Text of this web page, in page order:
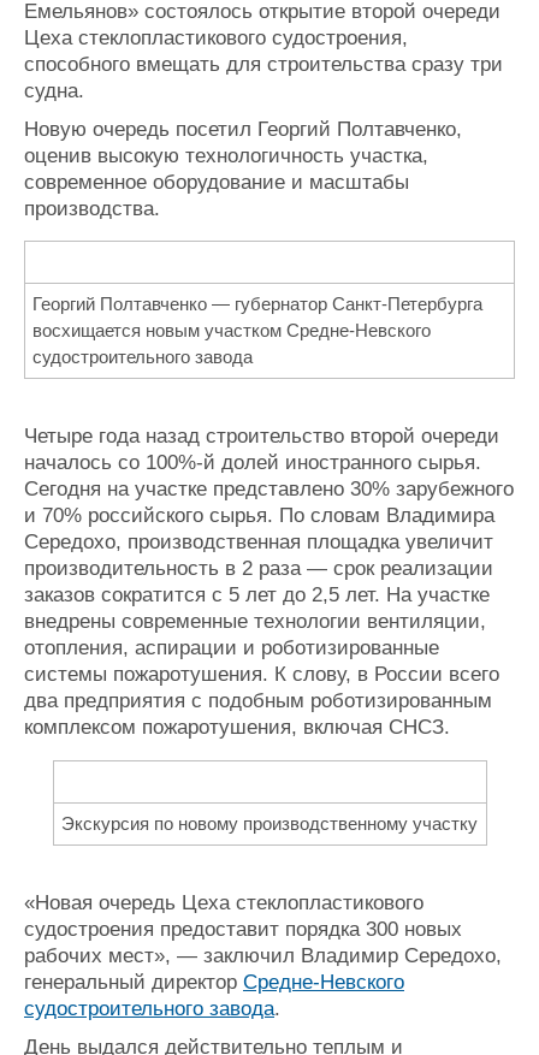
Емельянов» состоялось открытие второй очереди
Цеха стеклопластикового судостроения,
способного вмещать для строительства сразу три
судна.
Новую очередь посетил Георгий Полтавченко,
оценив высокую технологичность участка,
современное оборудование и масштабы
производства.
Георгий Полтавченко — губернатор Санкт-Петербурга
восхищается новым участком Средне-Невского
судостроительного завода
Четыре года назад строительство второй очереди
началось со 100%-й долей иностранного сырья.
Сегодня на участке представлено 30% зарубежного
и 70% российского сырья. По словам Владимира
Середохо, производственная площадка увеличит
производительность в 2 раза — срок реализации
заказов сократится с 5 лет до 2,5 лет. На участке
внедрены современные технологии вентиляции,
отопления, аспирации и роботизированные
системы пожаротушения. К слову, в России всего
два предприятия с подобным роботизированным
комплексом пожаротушения, включая СНСЗ.
Экскурсия по новому производственному участку
«Новая очередь Цеха стеклопластикового
судостроения предоставит порядка 300 новых
рабочих мест», — заключил Владимир Середохо,
генеральный директор Средне-Невского
судостроительного завода.
День выдался действительно теплым и